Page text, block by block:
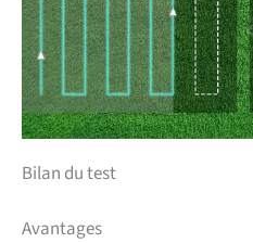
Bilan du test
Avantages